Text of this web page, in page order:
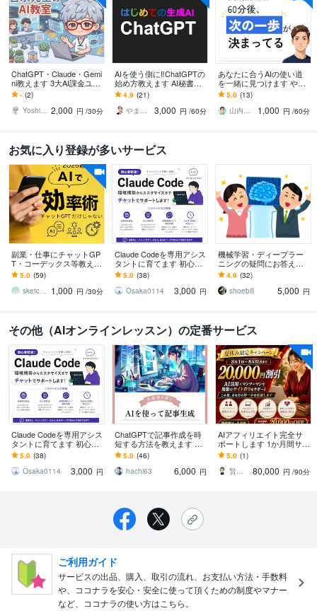
ChatGPT・Claude・Gemi
ni教えます 3大AI課金ユー
ザーが「今使える」活用
術を個別レッスン
- (2)
Yoshinaga0816 2,000 円 /30分
AIを使う側に‼ChatGPTの
始め方教えます AI秘書
化！ChatGPT使いこなし
術/基礎からリスキリング
4.9 (21)
やまさん＠生き方の知恵
3,000 円 /60分
あなたに合うAIの使い道
を一緒に見つけます やり
たいことが曖昧でも大丈
夫｜話を聞ける現役エン
ジニア
5.0 (13)
山内｜考えを整理する現役エンジニア
1,000 円 /60分
お気に入り登録が多いサービス
副業・仕事にチャットGP
T・コーデックス等教えま
す SNS自動可・業務効率
・制作など Codex他の厳
選AI
5.0 (59)
sketchnews 1,000 円 /30分
Claude Codeを専用アシス
タントに育てます 初心者
大歓迎！環境構築や用途
に合うルール・スキルを
作成します
5.0 (38)
Osaka0114
3,000 円
機械学習・ディープラー
ニングの疑問にお答えし
ます 京都大学で博士号取
得後、アメリカ研究者経
験者がお手伝い
4.9 (32)
shoebill
5,000 円
その他（AIオンラインレッスン）の定番サービス
Claude Codeを専用アシス
タントに育てます 初心者
大歓迎！環境構築や用途
に合うルール・スキルを
作成します
5.0 (38)
Osaka0114
3,000 円
ChatGPTで記事作成を時
短する方法を教えます SE
O対策した記事を自動生成
するためプロンプト（命
令付き）
5.0 (46)
hachi63
6,000 円
AIアフィリエイト完全サ
ポートします 1か月間サポ
ート！プロアフィリエイ
ターがアフィリエイト伝
授
5.0 (1)
賢者企画
80,000 円 /90分
ご利用ガイド
サービスの出品、購入、取引の流れ、お支払い方法・手数料
や、ココナラを安心・安全に使って頂くための制度やマナー
など、ココナラの使い方はこちら。